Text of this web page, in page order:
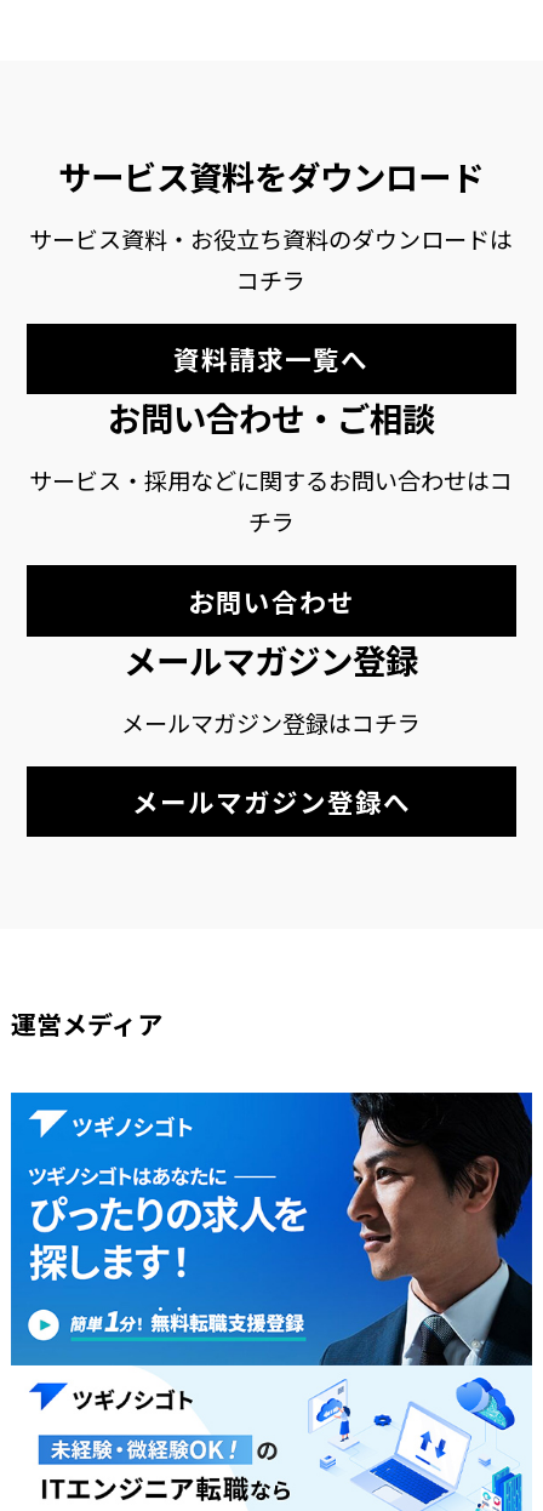
サービス資料をダウンロード
サービス資料・お役立ち資料のダウンロードは
コチラ
資料請求一覧へ
お問い合わせ・ご相談
サービス・採用などに関するお問い合わせはコ
チラ
お問い合わせ
メールマガジン登録
メールマガジン登録はコチラ
メールマガジン登録へ
運営メディア